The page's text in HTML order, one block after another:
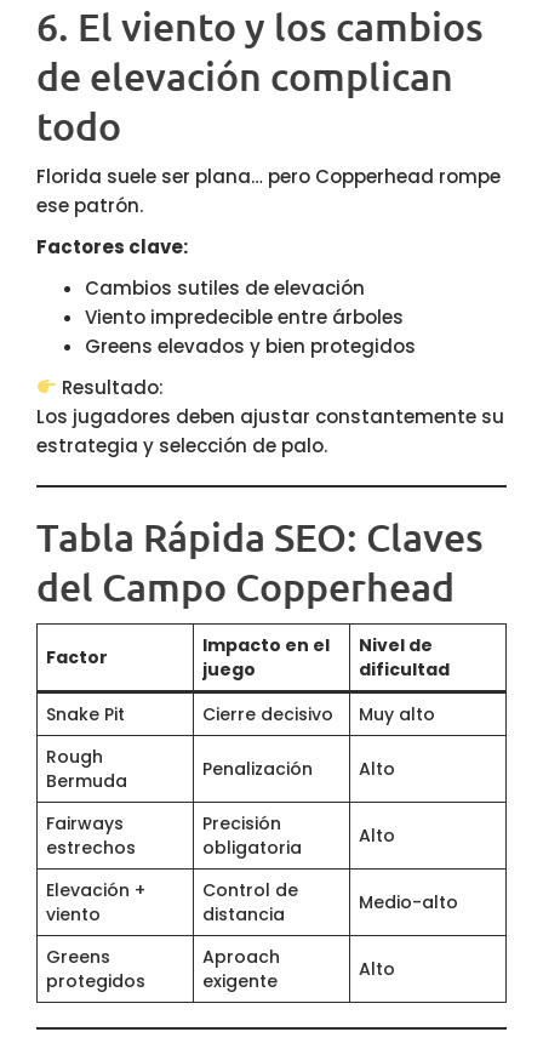
6. El viento y los cambios
de elevación complican
todo
Florida suele ser plana… pero Copperhead rompe
ese patrón.
Factores clave:
Cambios sutiles de elevación
Viento impredecible entre árboles
Greens elevados y bien protegidos
Resultado:
Los jugadores deben ajustar constantemente su
estrategia y selección de palo.
Tabla Rápida SEO: Claves
del Campo Copperhead
Factor
Impacto en el
juego
Nivel de
dificultad
Snake Pit
Cierre decisivo
Muy alto
Rough
Bermuda
Penalización Alto
Fairways
estrechos
Precisión
obligatoria
Alto
Elevación +
viento
Control de
distancia
Medio-alto
Greens
protegidos
Aproach
exigente
Alto